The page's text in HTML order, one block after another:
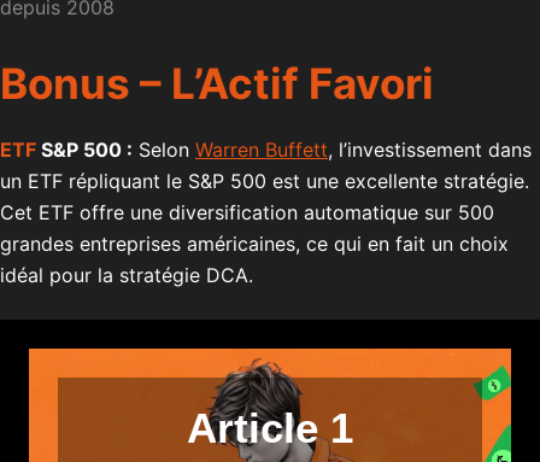
depuis 2008
Bonus – L’Actif Favori
ETF S&P 500 : Selon Warren Buffett, l’investissement dans
un ETF répliquant le S&P 500 est une excellente stratégie.
Cet ETF offre une diversification automatique sur 500
grandes entreprises américaines, ce qui en fait un choix
idéal pour la stratégie DCA.
Article 1